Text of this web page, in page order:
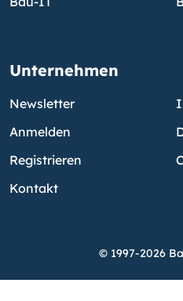
Unternehmen
Newsletter
Anmelden
Registrieren
Kontakt
© 1997-2026